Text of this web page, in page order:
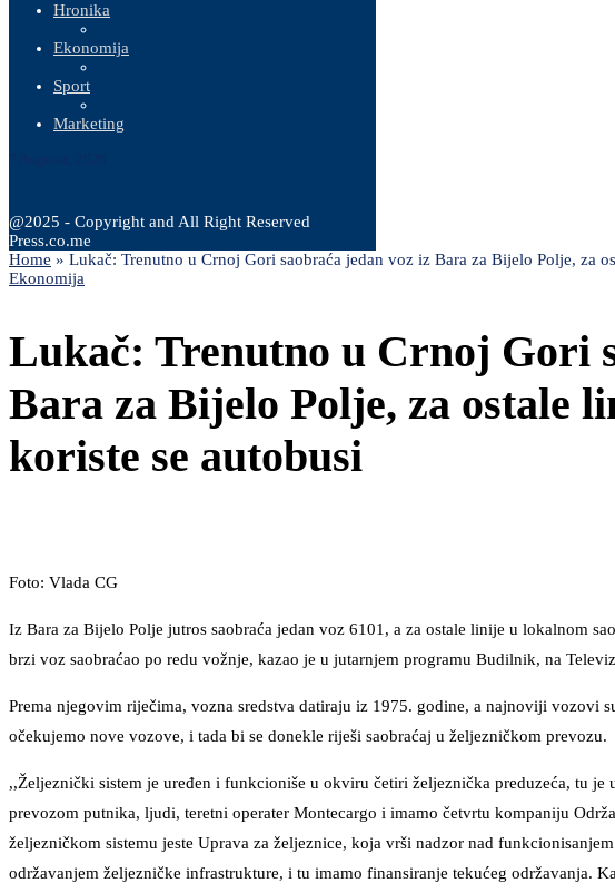
Hronika
Ekonomija
Sport
Marketing
@2025 - Copyright and All Right Reserved
Press.co.me
Home » Lukač: Trenutno u Crnoj Gori saobraća jedan voz iz Bara za Bijelo Polje, za
Ekonomija
Lukač: Trenutno u Crnoj Gori
Bara za Bijelo Polje, za ostale
koriste se autobusi
Foto: Vlada CG
Iz Bara za Bijelo Polje jutros saobraća jedan voz 6101, a za ostale linije u lokalnom
brzi voz saobraćao po redu vožnje, kazao je u jutarnjem programu Budilnik, na
Prema njegovim riječima, vozna sredstva datiraju iz 1975. godine, a najnoviji vozovi
očekujemo nove vozove, i tada bi se donekle riješi saobraćaj u željezničkom prevozu.
,,Željeznički sistem je uređen i funkcioniše u okviru četiri željeznička preduzeća, tu
prevozom putnika, ljudi, teretni operater Montecargo i imamo četvrtu kompaniju
željezničkom sistemu jeste Uprava za željeznice, koja vrši nadzor nad
održavanjem željezničke infrastrukture, i tu imamo finansiranje tekućeg održavanja.